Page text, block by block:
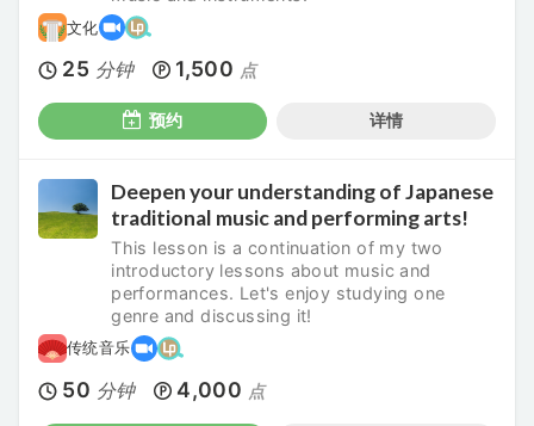
文化
25 分钟 1,500 点
预约 详情
Deepen your understanding of Japanese
traditional music and performing arts!
This lesson is a continuation of my two
introductory lessons about music and
performances. Let's enjoy studying one
genre and discussing it!
传统音乐
50 分钟 4,000 点